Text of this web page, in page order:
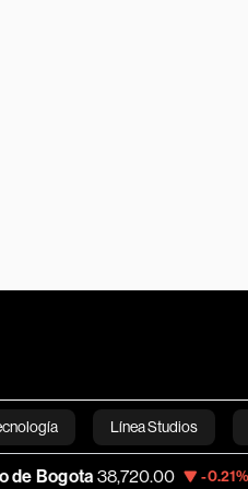
Línea Studios
English-0.21% Apple 310.94